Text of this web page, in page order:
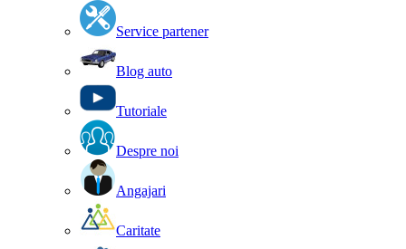
Service partener
Blog auto
Tutoriale
Despre noi
Angajari
Caritate